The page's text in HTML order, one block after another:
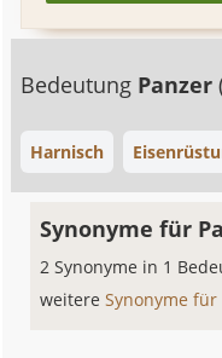
Bedeutung Panzer
Harnisch
Synonyme für
2 Synonyme in 1
weitereSynonyme